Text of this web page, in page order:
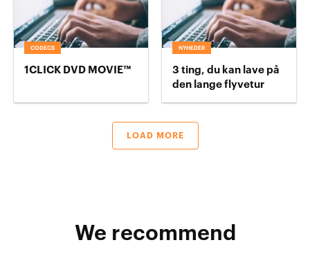
CODECS
1CLICK DVD MOVIE™
NYHEDER
3 ting, du kan lave på
den lange flyvetur
LOAD MORE
We recommend